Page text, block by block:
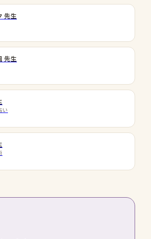
先生
先生
い